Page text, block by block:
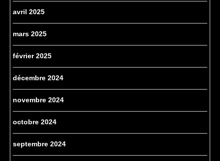
avril 2025
mars 2025
février 2025
décembre 2024
novembre 2024
octobre 2024
septembre 2024